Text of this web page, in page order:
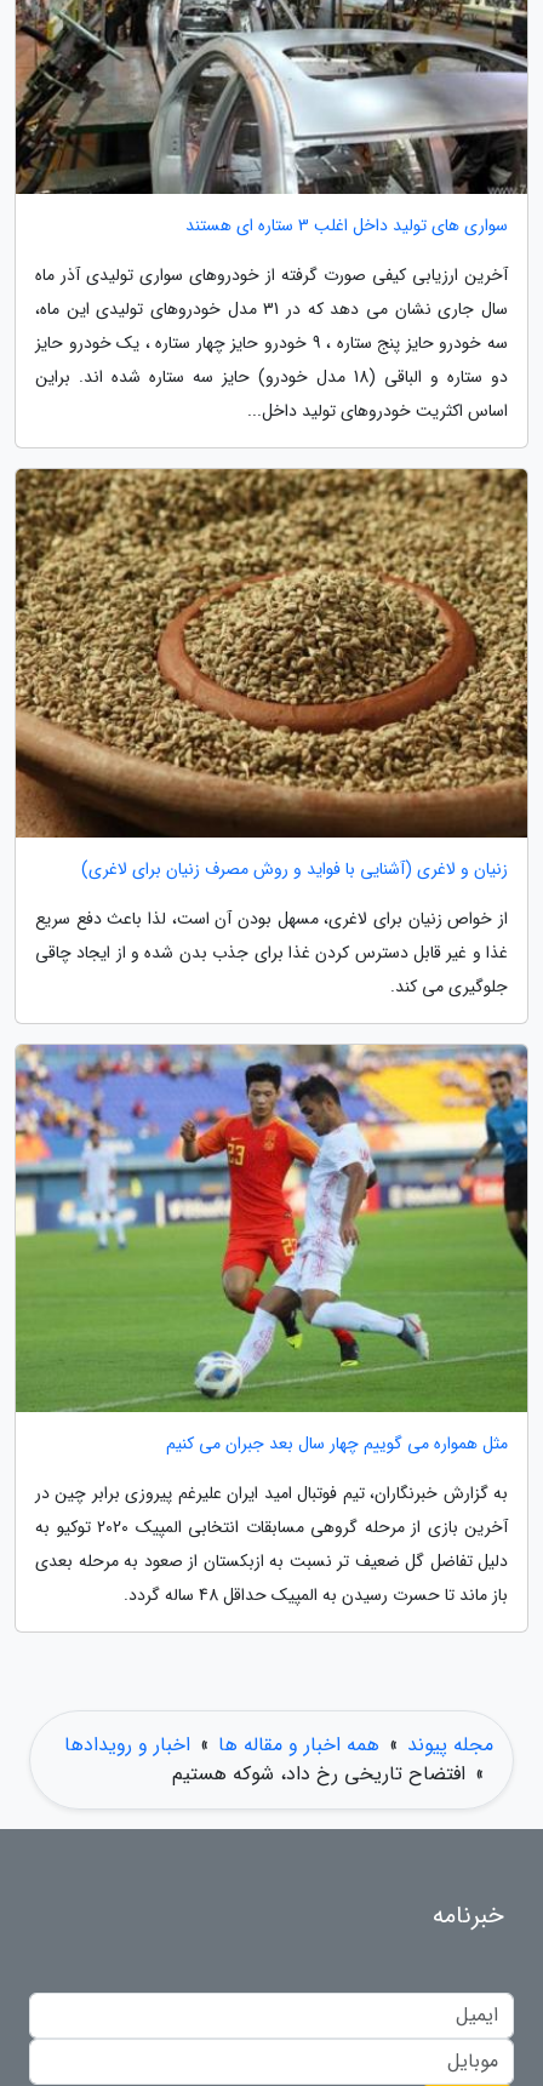
سواری های تولید داخل اغلب 3 ستاره ای هستند
آخرین ارزیابی کیفی صورت گرفته از خودروهای سواری تولیدی آذر ماه
سال جاری نشان می دهد که در 31 مدل خودروهای تولیدی این ماه،
سه خودرو حایز پنج ستاره ، 9 خودرو حایز چهار ستاره ، یک خودرو حایز
دو ستاره و الباقی (18 مدل خودرو) حایز سه ستاره شده اند. براین
اساس اکثریت خودروهای تولید داخل...
زنیان و لاغری (آشنایی با فواید و روش مصرف زنیان برای لاغری)
از خواص زنیان برای لاغری، مسهل بودن آن است، لذا باعث دفع سریع
غذا و غیر قابل دسترس کردن غذا برای جذب بدن شده و از ایجاد چاقی
جلوگیری می کند.
مثل همواره می گوییم چهار سال بعد جبران می کنیم
به گزارش خبرنگاران، تیم فوتبال امید ایران علیرغم پیروزی برابر چین در
آخرین بازی از مرحله گروهی مسابقات انتخابی المپیک 2020 توکیو به
دلیل تفاضل گل ضعیف تر نسبت به ازبکستان از صعود به مرحله بعدی
باز ماند تا حسرت رسیدن به المپیک حداقل 48 ساله گردد.
مجله پیوند » همه اخبار و مقاله ها » اخبار و رویدادها
» افتضاح تاریخی رخ داد، شوکه هستیم
خبرنامه